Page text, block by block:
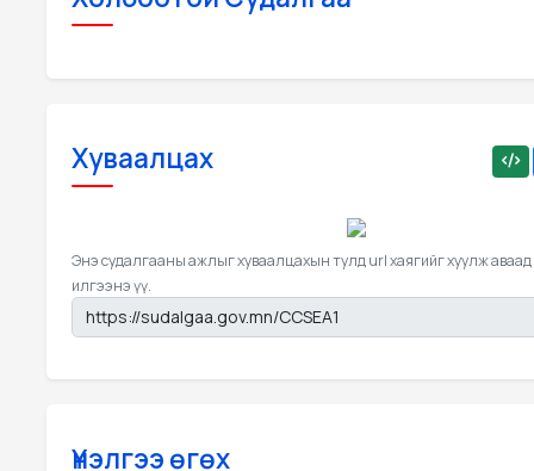
Хуваалцах
Энэ судалгааны ажлыг хуваалцахын тулд url хаягийг хуулж аваад
илгээнэ үү.
Үнэлгээ өгөх